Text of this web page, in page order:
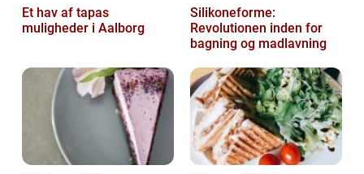
Et hav af tapas
muligheder i Aalborg
Silikoneforme:
Revolutionen inden for
bagning og madlavning